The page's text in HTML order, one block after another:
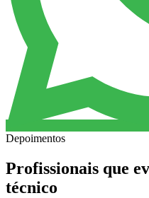
Depoimentos
Profissionais que
técnico